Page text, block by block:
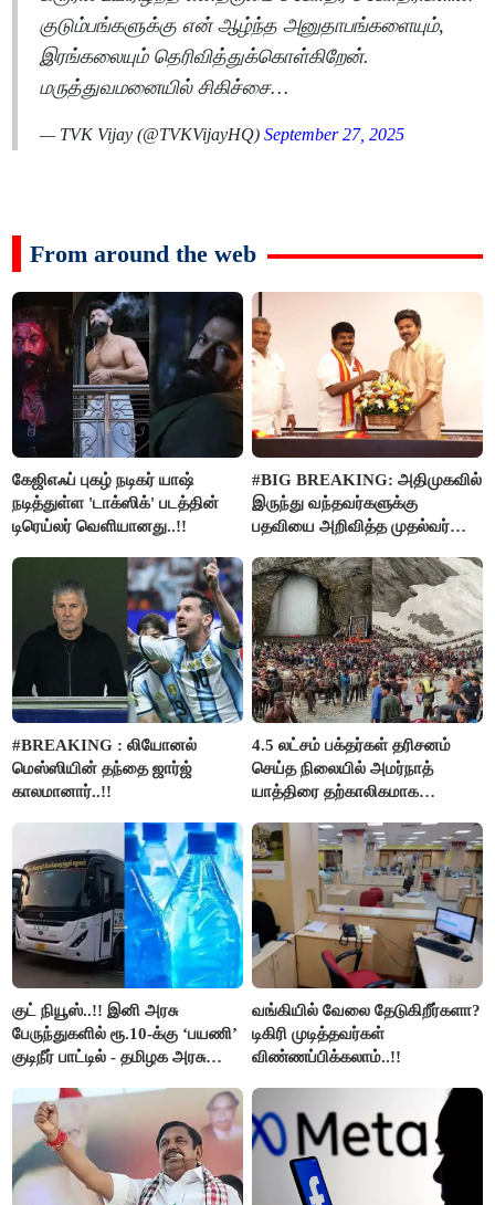
குடும்பங்களுக்கு என் ஆழ்ந்த அனுதாபங்களையும்,
இரங்கலையும் தெரிவித்துக்கொள்கிறேன்.
மருத்துவமனையில் சிகிச்சை…
— TVK Vijay (@TVKVijayHQ)September 27, 2025
From around the web
கேஜிஎஃப் புகழ் நடிகர் யாஷ்
நடித்துள்ள 'டாக்‌ஸிக்' படத்தின்
டிரெய்லர் வெளியானது..!!
#BIG BREAKING: அதிமுகவில்
இருந்து வந்தவர்களுக்கு
பதவியை அறிவித்த முதல்வர்
#BREAKING : லியோனல்
மெஸ்ஸியின் தந்தை ஜார்ஜ்
காலமானார்..!!
4.5 லட்சம் பக்தர்கள் தரிசனம்
செய்த நிலையில் அமர்நாத்
யாத்திரை தற்காலிகமாக
குட் நியூஸ்..!! இனி அரசு
பேருந்துகளில் ரூ.10-க்கு ‘பயணி’
குடிநீர் பாட்டில் - தமிழக அரசு
வங்கியில் வேலை தேடுகிறீர்களா?
டிகிரி முடித்தவர்கள்
விண்ணப்பிக்கலாம்..!!